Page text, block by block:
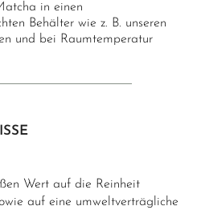
in einen
Behälter wie z. B. unseren
und bei Raumtemperatur
Wert auf die Reinheit
auf eine umweltverträgliche